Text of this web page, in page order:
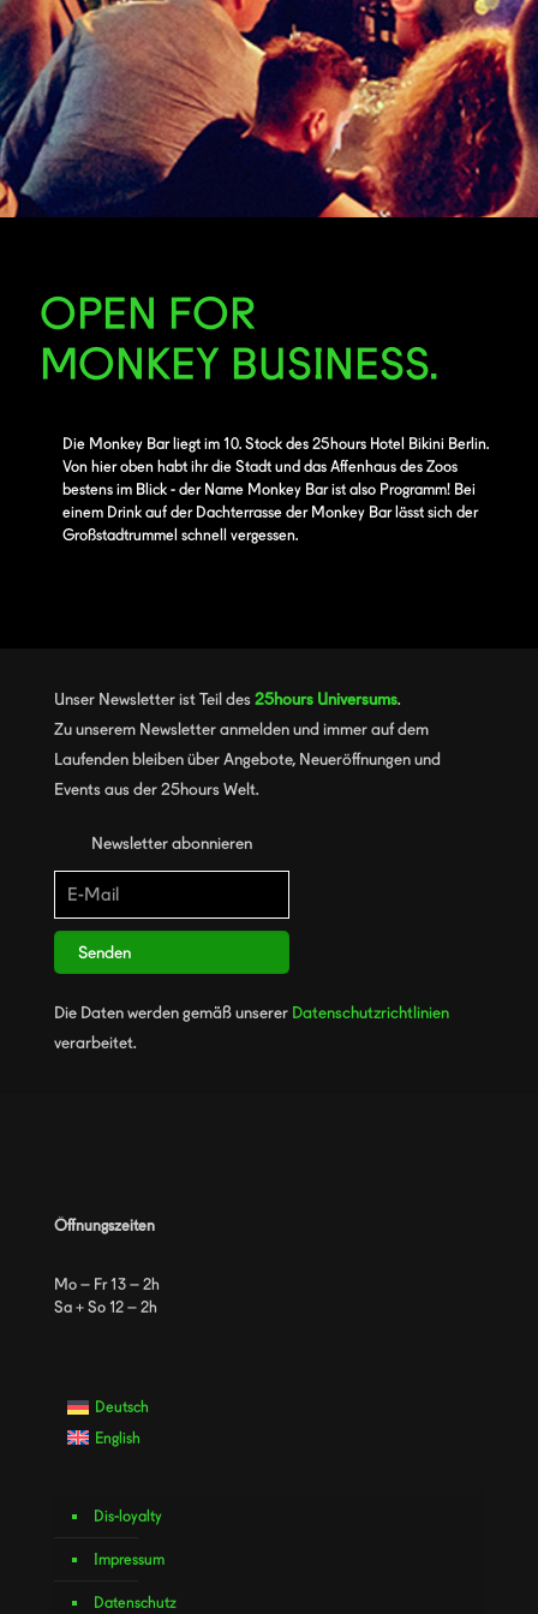
OPEN FOR
MONKEY BUSINESS.
Die Monkey Bar liegt im 10. Stock des 25hours Hotel Bikini Berlin.
Von hier oben habt ihr die Stadt und das Affenhaus des Zoos
bestens im Blick - der Name Monkey Bar ist also Programm! Bei
einem Drink auf der Dachterrasse der Monkey Bar lässt sich der
Großstadtrummel schnell vergessen.
Unser Newsletter ist Teil des25hours Universums.
Zu unserem Newsletter anmelden und immer auf dem
Laufenden bleiben über Angebote, Neueröffnungen und
Events aus der 25hours Welt.
Newsletter abonnieren
Senden
Die Daten werden gemäß unserer Datenschutzrichtlinien
verarbeitet.
Öffnungszeiten
Mo – Fr 13 – 2h
Sa + So 12 – 2h
Deutsch
English
Dis-loyalty
Impressum
Datenschutz